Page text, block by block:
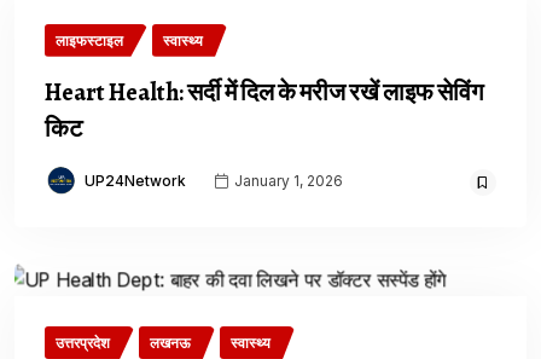
लाइफस्टाइल स्वास्थ्य
Heart Health: सर्दी में दिल के मरीज रखें लाइफ सेविंग
किट
UP24Network January 1, 2026
उत्तरप्रदेश लखनऊ स्वास्थ्य